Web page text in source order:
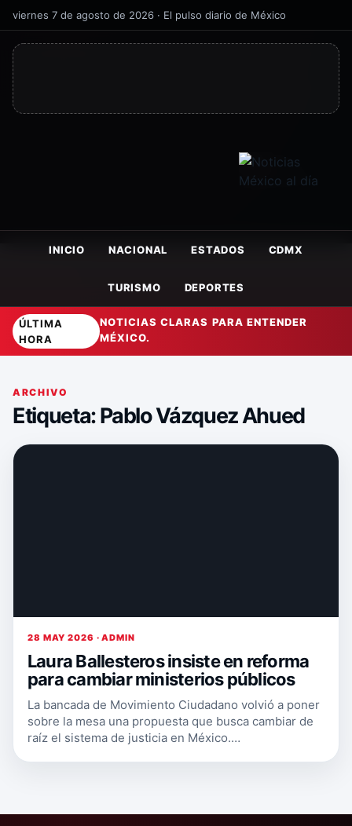
viernes 7 de agosto de 2026 · El pulso diario de México
INICIO NACIONAL ESTADOS CDMX
TURISMO DEPORTES
ÚLTIMA
HORA
NOTICIAS CLARAS PARA ENTENDER
MÉXICO.
ARCHIVO
Etiqueta:Pablo Vázquez Ahued
28 MAY 2026 · ADMIN
Laura Ballesteros insiste en reforma
para cambiar ministerios públicos
La bancada de Movimiento Ciudadano volvió a poner
sobre la mesa una propuesta que busca cambiar de
raíz el sistema de justicia en México.…